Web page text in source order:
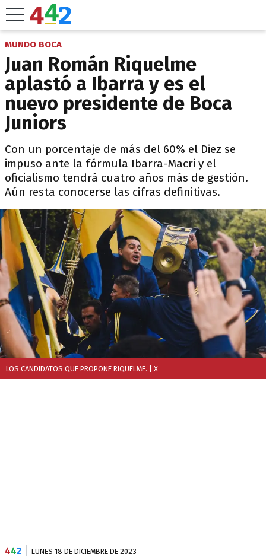
MUNDO BOCA
Juan Román Riquelme
aplastó a Ibarra y es el
nuevo presidente de Boca
Juniors
Con un porcentaje de más del 60% el Diez se
impuso ante la fórmula Ibarra-Macri y el
oficialismo tendrá cuatro años más de gestión.
Aún resta conocerse las cifras definitivas.
LOS CANDIDATOS QUE PROPONE RIQUELME. | X
442 LUNES 18 DE DICIEMBRE DE 2023